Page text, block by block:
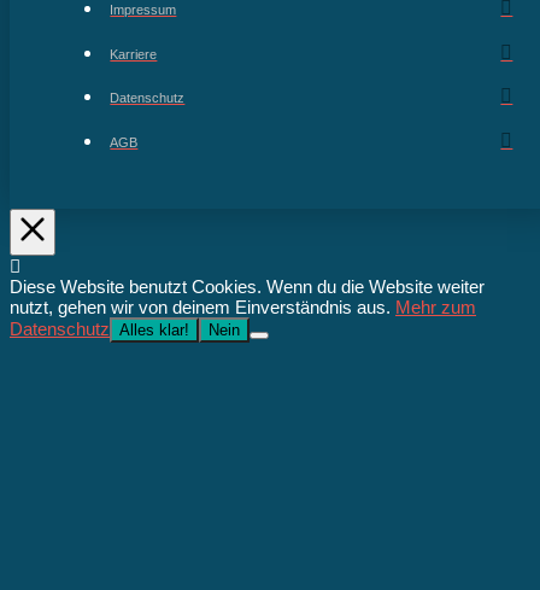
Impressum
Karriere
Datenschutz
AGB
Diese Website benutzt Cookies. Wenn du die Website weiter
nutzt, gehen wir von deinem Einverständnis aus. Mehr zum
Datenschutz Alles klar! Nein